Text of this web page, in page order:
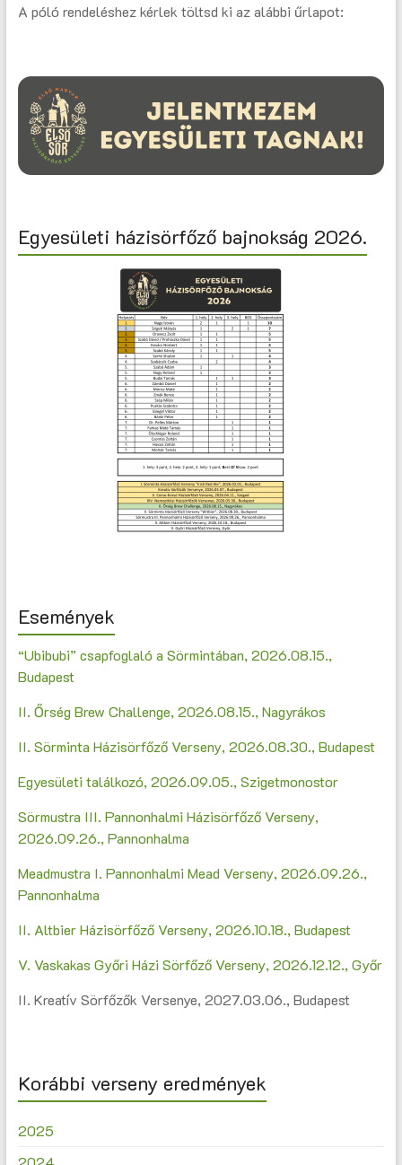
A póló rendeléshez kérlek töltsd ki az alábbi űrlapot:
Egyesületi házisörfőző bajnokság 2026.
Események
“Ubibubi” csapfoglaló a Sörmintában, 2026.08.15.,
Budapest
II. Őrség Brew Challenge, 2026.08.15., Nagyrákos
II. Sörminta Házisörfőző Verseny, 2026.08.30., Budapest
Egyesületi találkozó, 2026.09.05., Szigetmonostor
Sörmustra III. Pannonhalmi Házisörfőző Verseny,
2026.09.26., Pannonhalma
Meadmustra I. Pannonhalmi Mead Verseny, 2026.09.26.,
Pannonhalma
II. Altbier Házisörfőző Verseny, 2026.10.18., Budapest
V. Vaskakas Győri Házi Sörfőző Verseny, 2026.12.12., Győr
II. Kreatív Sörfőzők Versenye, 2027.03.06., Budapest
Korábbi verseny eredmények
2025